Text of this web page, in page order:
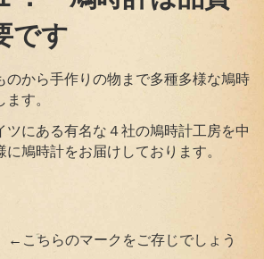
です
のから手作りの物まで多種多様な鳩時
す。
ツにある有名な４社の鳩時計工房を中
鳩時計をお届けしております。
←こちらのマークをご存じでしょう